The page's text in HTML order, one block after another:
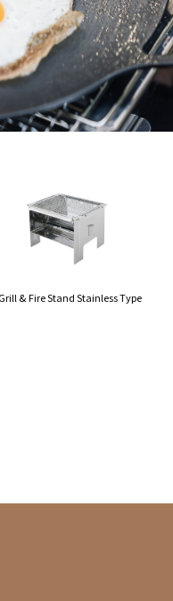
& Fire Stand Stainless Type